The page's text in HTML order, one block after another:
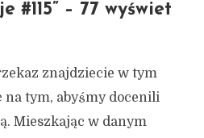
#115” – 77 wyświet
znajdziecie w tym
na tym, abyśmy docenili
Mieszkając w danym